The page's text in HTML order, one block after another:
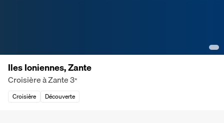
Iles Ioniennes, Zante
Croisière à Zante3*
Croisière Découverte